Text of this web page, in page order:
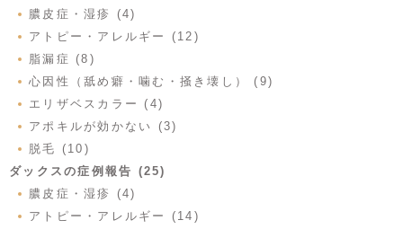
膿皮症・湿疹 (4)
アトピー・アレルギー (12)
脂漏症 (8)
心因性（舐め癖・噛む・掻き壊し） (9)
エリザベスカラー (4)
アポキルが効かない (3)
脱毛 (10)
ダックスの症例報告 (25)
膿皮症・湿疹 (4)
アトピー・アレルギー (14)